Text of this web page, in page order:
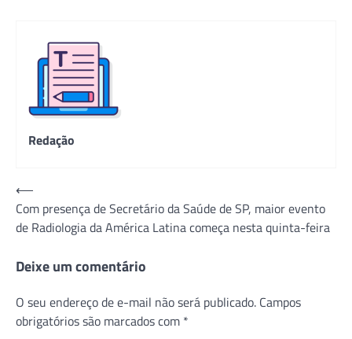
Redação
Navegação
de
Post
⟵
Com presença de Secretário da Saúde de SP, maior evento
de Radiologia da América Latina começa nesta quinta-feira
Deixe um comentário
O seu endereço de e-mail não será publicado. Campos
obrigatórios são marcados com *